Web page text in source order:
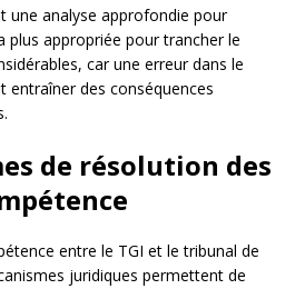
une analyse approfondie pour
plus appropriée pour trancher le
car une erreur dans le
entraîner des conséquences
de résolution des
entre le TGI et le tribunal de
juridiques permettent de